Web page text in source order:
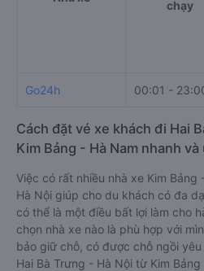
chạy
Go24h 00:01 -
Cách đặt vé xe khách đi Hai
Kim Bảng - Hà Nam nhanh
Việc có rất nhiều nhà xe Kim Bảng
Hà Nội giúp cho du khách có đa
có thể là một điều bất lợi làm cho
chọn nhà xe nào là phù hợp với
bảo giữ chỗ, có được chỗ ngồi
Hai Bà Trưng - Hà Nội từ Kim